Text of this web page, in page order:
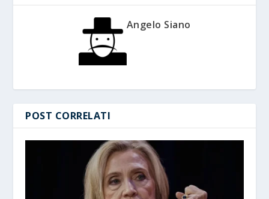
Angelo Siano
POST CORRELATI